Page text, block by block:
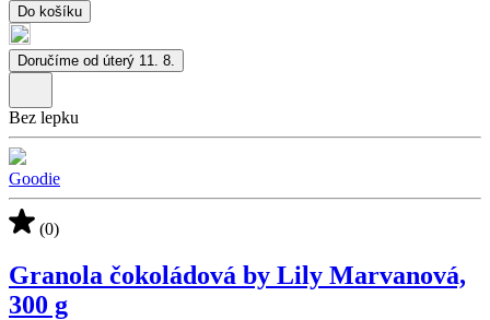
Do košíku
Doručíme od úterý 11. 8.
Bez lepku
Goodie
(0)
Granola čokoládová by Lily Marvanová,
300 g